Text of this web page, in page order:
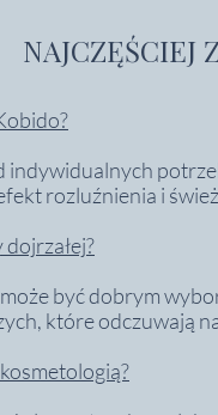
NAJCZĘŚCIEJ
rozluźnienia i
być dobrym
które odczuwają